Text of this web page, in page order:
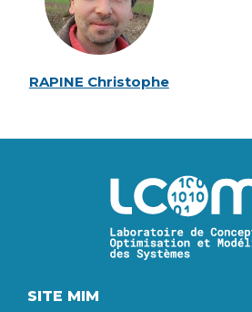
RAPINE Christophe
SITE MIM